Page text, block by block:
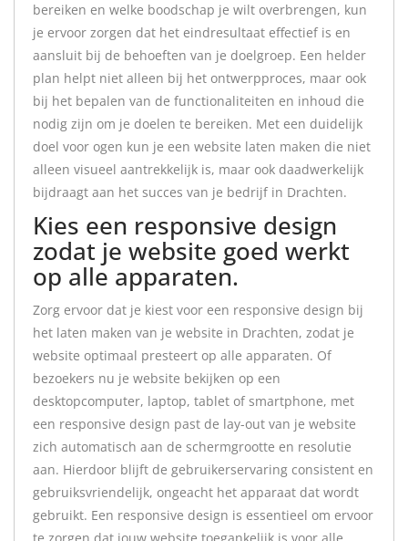
bereiken en welke boodschap je wilt overbrengen, kun
je ervoor zorgen dat het eindresultaat effectief is en
aansluit bij de behoeften van je doelgroep. Een helder
plan helpt niet alleen bij het ontwerpproces, maar ook
bij het bepalen van de functionaliteiten en inhoud die
nodig zijn om je doelen te bereiken. Met een duidelijk
doel voor ogen kun je een website laten maken die niet
alleen visueel aantrekkelijk is, maar ook daadwerkelijk
bijdraagt aan het succes van je bedrijf in Drachten.
Kies een responsive design
zodat je website goed werkt
op alle apparaten.
Zorg ervoor dat je kiest voor een responsive design bij
het laten maken van je website in Drachten, zodat je
website optimaal presteert op alle apparaten. Of
bezoekers nu je website bekijken op een
desktopcomputer, laptop, tablet of smartphone, met
een responsive design past de lay-out van je website
zich automatisch aan de schermgrootte en resolutie
aan. Hierdoor blijft de gebruikerservaring consistent en
gebruiksvriendelijk, ongeacht het apparaat dat wordt
gebruikt. Een responsive design is essentieel om ervoor